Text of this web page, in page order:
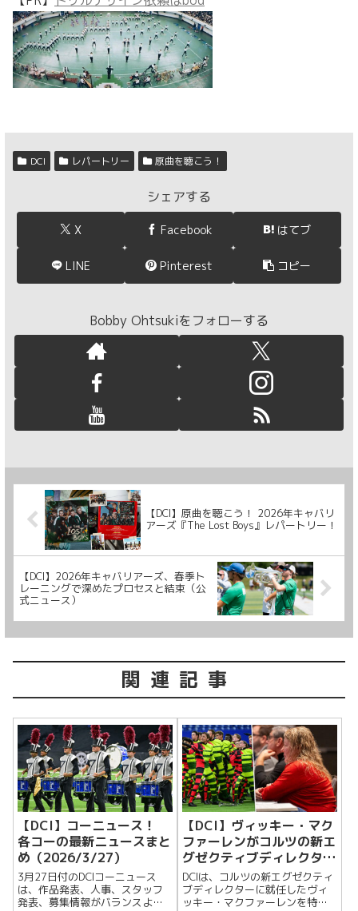
DCI レパートリー 原曲を聴こう！
シェアする
X Facebook はてブ
LINE Pinterest コピー
Bobby Ohtsukiをフォローする
【DCI】原曲を聴こう！ 2026年キャバリ
アーズ『The Lost Boys』レパートリー！
【DCI】2026年キャバリアーズ、春季ト
レーニングで深めたプロセスと結束（公
式ニュース）
関連記事
【DCI】コーニュース！
各コーの最新ニュースまと
め（2026/3/27）
3月27日付のDCIコーニュース
は、作品発表、人事、スタッフ
発表、募集情報がバランスよく
【DCI】ヴィッキー・マク
ファーレンがコルツの新エ
グゼクティブディレクター
に（公式ニュース）
DCIは、コルツの新エグゼクティ
ブディレクターに就任したヴィ
ッキー・マクファーレンを特